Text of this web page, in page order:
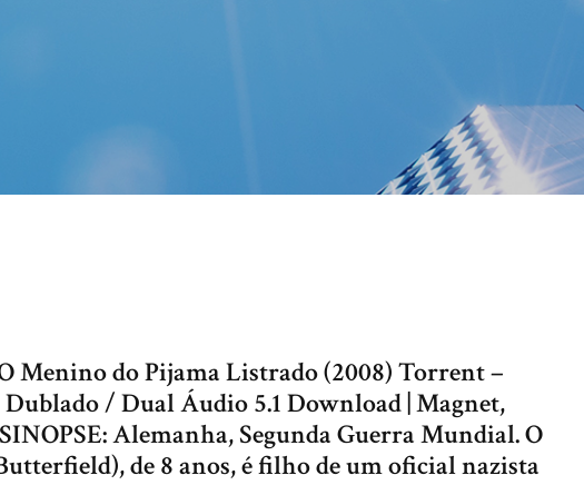
Menino do Pijama Listrado (2008) Torrent –
Dublado / Dual Áudio 5.1 Download | Magnet,
Alemanha, Segunda Guerra Mundial. O
de 8 anos, é filho de um oficial nazista